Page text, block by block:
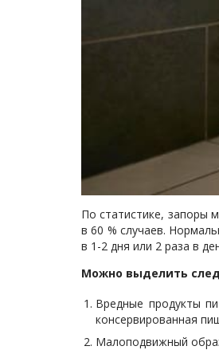
По статистике, запоры
в 60 % случаев.
в 1-2 дня или 2 раза в
Можно выделить
Вредные продукты
консервированная
Малоподвижный